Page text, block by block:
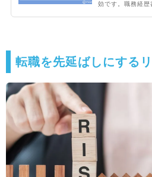
効です。職務経歴
ます。
転職を先延ばしにする